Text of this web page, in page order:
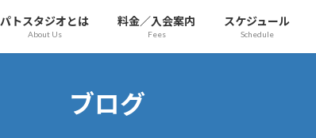
パトスタジオとは
About Us
料金／入会案内
Fees
スケジュール
Schedule
ブログ